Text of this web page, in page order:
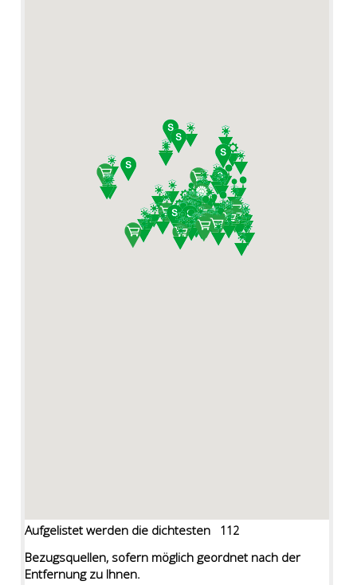
Aufgelistet werden die dichtesten 112
Bezugsquellen, sofern möglich geordnet nach der
Entfernung zu Ihnen.